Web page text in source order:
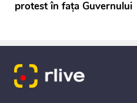
protest în fața Guvernului